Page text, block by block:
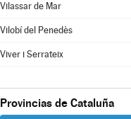
Vilassar de Mar
Vilobí del Penedès
Viver i Serrateix
Provincias de Cataluña